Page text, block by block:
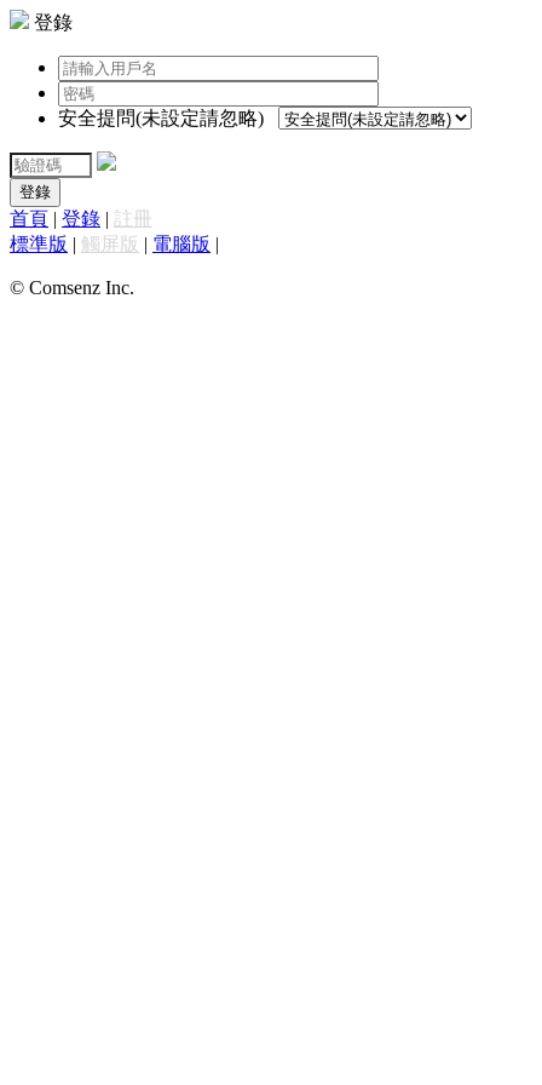
登錄
安全提問(未設定請忽略)
登錄
首頁 | 登錄 | 註冊
標準版 | 觸屏版 | 電腦版 |
© Comsenz Inc.